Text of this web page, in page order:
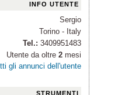
INFO UTENTE
Sergio
Torino - Italy
Tel.: 3409951483
Utente da oltre 2 mesi
gli annunci dell'utente
STRUMENTI